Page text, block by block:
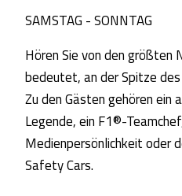
SAMSTAG - SONNTAG
Hören Sie von den größten
bedeutet, an der Spitze
Zu den Gästen gehören ein
Legende, ein F1®-
Medienpersönlichkeit oder
Safety Cars.